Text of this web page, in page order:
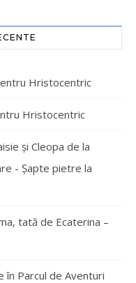
Hristocentric
Hristocentric
și Cleopa de la
- Şapte pietre la
tată de Ecaterina –
în Parcul de Aventuri